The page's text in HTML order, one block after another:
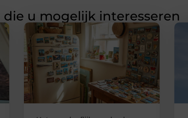
die u mogelijk interesseren